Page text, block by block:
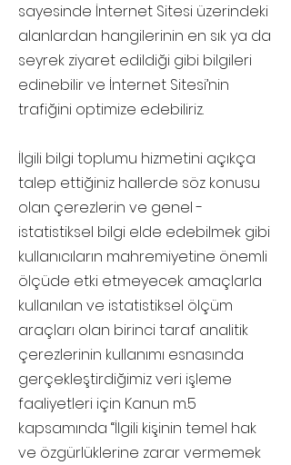
sayesinde İnternet Sitesi üzerindeki
alanlardan hangilerinin en sık ya da
seyrek ziyaret edildiği gibi bilgileri
edinebilir ve İnternet Sitesi’nin
trafiğini optimize edebiliriz.
İlgili bilgi toplumu hizmetini açıkça
talep ettiğiniz hallerde söz konusu
olan çerezlerin ve genel -
istatistiksel bilgi elde edebilmek gibi
kullanıcıların mahremiyetine önemli
ölçüde etki etmeyecek amaçlarla
kullanılan ve istatistiksel ölçüm
araçları olan birinci taraf analitik
çerezlerinin kullanımı esnasında
gerçekleştirdiğimiz veri işleme
faaliyetleri için Kanun m.5
kapsamında “İlgili kişinin temel hak
ve özgürlüklerine zarar vermemek